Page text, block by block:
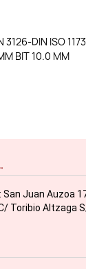
3126-DIN ISO
BIT 10.0 MM
Juan Auzoa
Toribio Altzaga